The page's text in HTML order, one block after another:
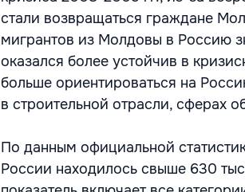
стали возвращаться граждане
мигрантов из Молдовы в Россию
оказался более устойчив в
больше ориентироваться на
в строительной отрасли, сферах
По данным официальной
России находилось свыше 630